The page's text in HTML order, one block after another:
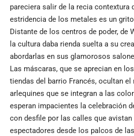
pareciera salir de la recia contextura
estridencia de los metales es un
Distante de los centros de poder, de
la cultura daba rienda suelta a su
abordarlas en sus glamorosos
Las máscaras, que se aprecian en
tiendas del barrio Francés, ocultan
arlequines que se integran a las
esperan impacientes la celebración
con desfile por las calles que
espectadores desde los palcos de